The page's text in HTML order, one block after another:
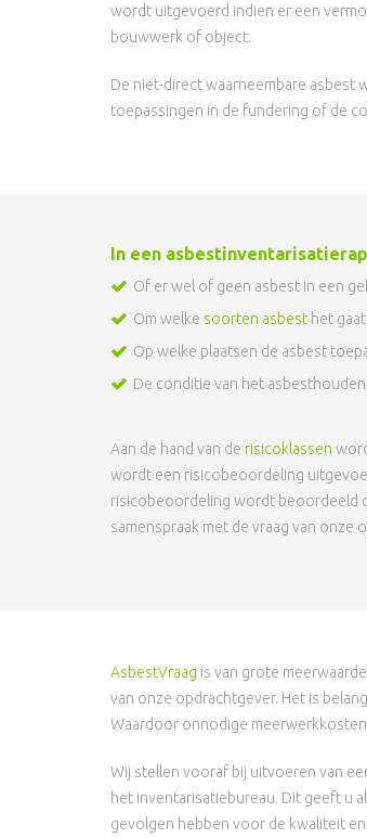
wordt uitgevoerd indien er een
bouwwerk of object.
De niet-direct waarneembare asbest
toepassingen in de fundering of de
In een
Of er wel of geen asbest in een
Om welke soorten asbest het gaat
Op welke plaatsen de asbest
De conditie van het
Aan de hand van de risicoklassen
wordt een risicobeoordeling
risicobeoordeling wordt beoordeeld
samenspraak met de vraag van
AsbestVraag is van grote
van onze opdrachtgever. Het is
Waardoor onnodige
Wij stellen vooraf bij uitvoeren van
het inventarisatiebureau. Dit geeft u
gevolgen hebben voor de kwaliteit